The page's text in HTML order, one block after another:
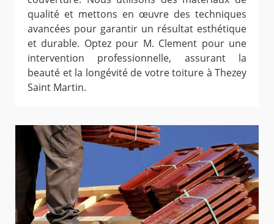
qualité et mettons en œuvre des techniques
avancées pour garantir un résultat esthétique
et durable. Optez pour M. Clement pour une
intervention professionnelle, assurant la
beauté et la longévité de votre toiture à Thezey
Saint Martin.